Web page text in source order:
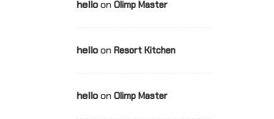
helloon Olimp Master
helloon Resort Kitchen
helloon Olimp Master